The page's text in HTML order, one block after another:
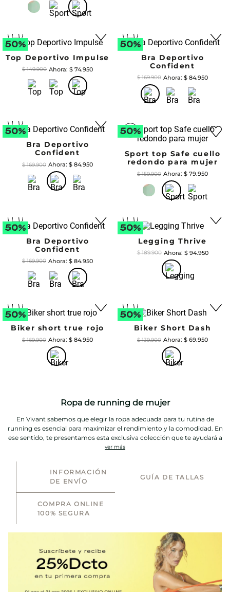
Top Deportivo Impulse
$ 149.900 $ 74.950
Bra Deportivo
Confident
$ 169.900 $ 84.950
Bra Deportivo
Confident
$ 169.900 $ 84.950
Sport top Safe cuello
redondo para mujer
$ 159.900 $ 79.950
Bra Deportivo
Confident
$ 169.900 $ 84.950
Legging Thrive
$ 189.900 $ 94.950
Biker short true rojo
$ 169.900 $ 84.950
Biker Short Dash
$ 139.900 $ 69.950
Ropa de running de mujer
En Vivant sabemos que elegir la ropa adecuada para tu rutina de
running es esencial para maximizar el rendimiento y la comodidad. En
ese sentido, te presentamos esta exclusiva colección que te ayudará a
combinar estilo y funcionalidad.
un factor importante a tener en cuenta es la calidad, por ello nuestras
con las últimas técnicas con el fin de garantizar la transpiración y la
resistencia al sudor, manteniéndote fresca en todo momento.
encontrarás diseños
vibrantes y neutros que podrás combinar fácilmente con todo. Además,
te ofrecemos una amplia paleta cromática desde tonos cálidos como el
rojo y el mostaza hasta opciones más frías tipo negro o azul.
ver más
INFORMACIÓN
DE ENVÍO
GUÍA DE TALLAS
COMPRA ONLINE
100% SEGURA